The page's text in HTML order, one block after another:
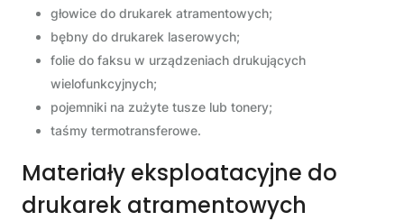
głowice do drukarek atramentowych;
bębny do drukarek laserowych;
folie do faksu w urządzeniach drukujących
wielofunkcyjnych;
pojemniki na zużyte tusze lub tonery;
taśmy termotransferowe.
Materiały eksploatacyjne do
drukarek atramentowych